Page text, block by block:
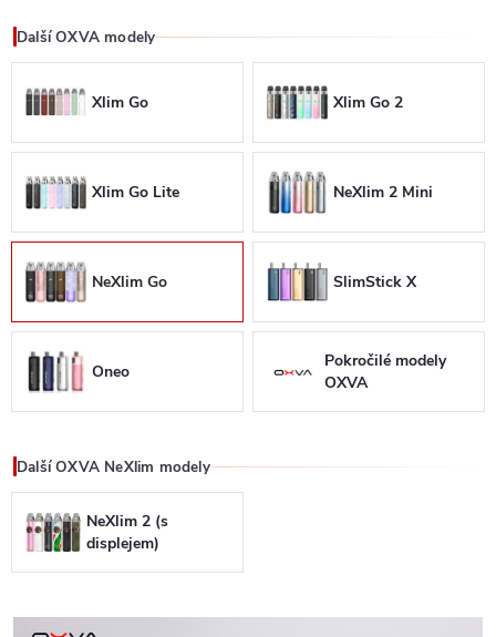
Další OXVA modely
Xlim Go Xlim Go 2
Xlim Go Lite NeXlim 2 Mini
NeXlim Go SlimStick X
Oneo
Pokročilé modely
OXVA
Další OXVA NeXlim modely
NeXlim 2 (s
displejem)